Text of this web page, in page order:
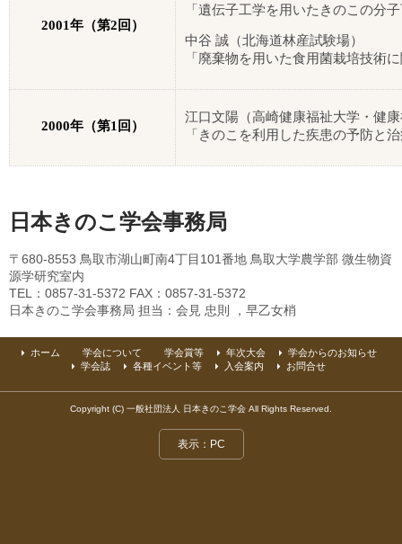
2001年（第2 回）
「遺伝子工学を用いたきのこの分
中谷 誠（北海道林産試験場）
「廃棄物を用いた食用菌栽培技術
2000年（第1 回）
江口文陽（高崎健康福祉大学・健
「きのこを利用した疾患の予防と
日本きのこ学会事務局
〒680-8553 鳥取市湖山町南4丁目101番地 鳥取大学農学部 微生物資
源学研究室内
TEL：0857-31-5372 FAX：0857-31-5372
日本きのこ学会事務局 担当：会見 忠則 ，早乙女梢
ホーム 学会について 学会賞等 年次大会
学会からのお知らせ
学会誌
各種イベント等 入会案内 お問合せ
Copyright (C) 一般社団法人 日本きのこ学会 All Rights Reserved.
表示：PC